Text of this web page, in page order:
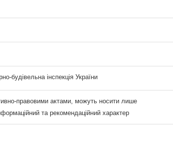
будівельна інспекція України
правовими актами, можуть носити лише
та рекомендаційний характер